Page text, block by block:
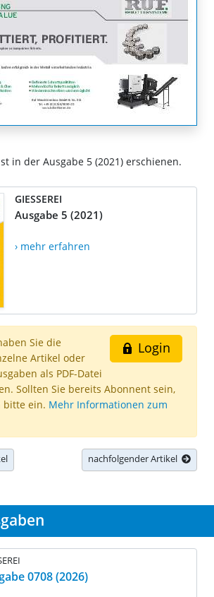
in der Ausgabe 5 (2021) erschienen.
GIESSEREI
Ausgabe 5 (2021)
› mehr erfahren
Login
Sie die
Artikel oder
als PDF-Datei
Sollten Sie bereits Abonnent sein,
bitte ein. Mehr Informationen zum
nachfolgender Artikel
0708 (2026)